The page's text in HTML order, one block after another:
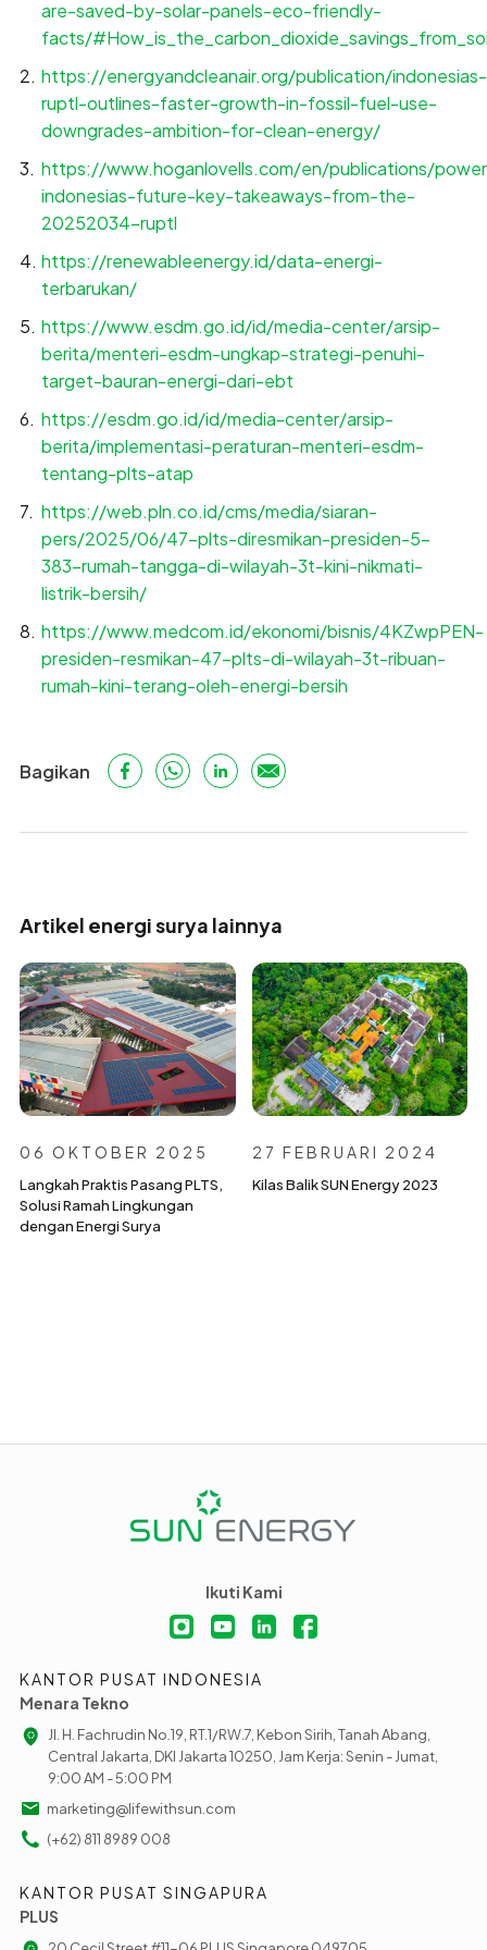
are-saved-by-solar-panels-eco-friendly-
facts/
https://energyandcleanair.org/publication/indonesias-
ruptl-outlines-faster-growth-in-fossil-fuel-use-
downgrades-ambition-for-clean-energy/
https://www.hoganlovells.com/en/publications/
indonesias-future-key-takeaways-from-the-
20252034-ruptl
https://renewableenergy.id/data-energi-
terbarukan/
https://www.esdm.go.id/id/media-center/arsip-
berita/menteri-esdm-ungkap-strategi-penuhi-
target-bauran-energi-dari-ebt
https://esdm.go.id/id/media-center/arsip-
berita/implementasi-peraturan-menteri-esdm-
tentang-plts-atap
https://web.pln.co.id/cms/media/siaran-
pers/2025/06/47-plts-diresmikan-presiden-5-
383-rumah-tangga-di-wilayah-3t-kini-nikmati-
listrik-bersih/
https://www.medcom.id/ekonomi/bisnis/4KZwpPEN-
presiden-resmikan-47-plts-di-wilayah-3t-ribuan-
rumah-kini-terang-oleh-energi-bersih
Bagikan
Artikel energi surya lainnya
06 OKTOBER 2025
Langkah Praktis Pasang PLTS,
Solusi Ramah Lingkungan
dengan Energi Surya
27 FEBRUARI 2024
Kilas Balik SUN Energy 2023
Ikuti Kami
KANTOR PUSAT INDONESIA
Menara Tekno
Jl. H. Fachrudin No.19, RT.1/RW.7, Kebon Sirih, Tanah Abang,
Central Jakarta, DKI Jakarta 10250, Jam Kerja: Senin - Jumat,
9:00 AM - 5:00 PM
marketing@lifewithsun.com
(+62) 811 8989 008
KANTOR PUSAT SINGAPURA
PLUS